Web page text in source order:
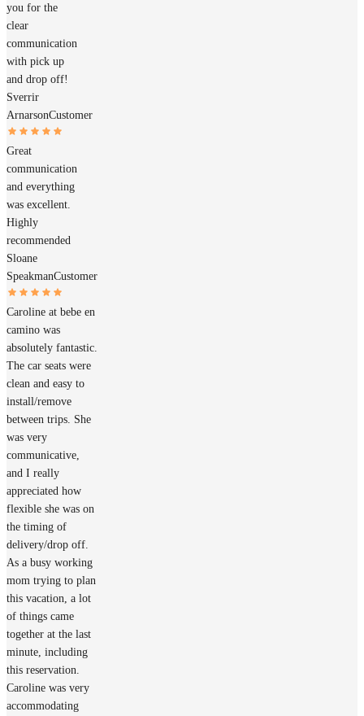
you for the
clear
communication
with pick up
and drop off!
Sverrir
ArnarsonCustomer
Great
communication
and everything
was excellent.
Highly
recommended
Sloane
SpeakmanCustomer
Caroline at bebe en
camino was
absolutely fantastic.
The car seats were
clean and easy to
install/remove
between trips. She
was very
communicative,
and I really
appreciated how
flexible she was on
the timing of
delivery/drop off.
As a busy working
mom trying to plan
this vacation, a lot
of things came
together at the last
minute, including
this reservation.
Caroline was very
accommodating